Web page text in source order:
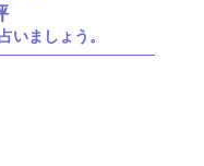
いましょう。